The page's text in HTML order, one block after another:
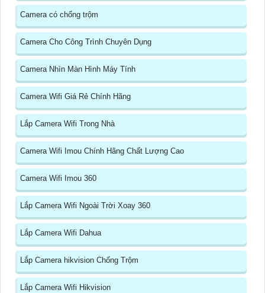
Camera có chống trộm
Camera Cho Công Trình Chuyên Dụng
Camera Nhìn Màn Hình Máy Tính
Camera Wifi Giá Rẻ Chính Hãng
Lắp Camera Wifi Trong Nhà
Camera Wifi Imou Chính Hãng Chất Lượng Cao
Camera Wifi Imou 360
Lắp Camera Wifi Ngoài Trời Xoay 360
Lắp Camera Wifi Dahua
Lắp Camera hikvision Chống Trộm
Lắp Camera Wifi Hikvision